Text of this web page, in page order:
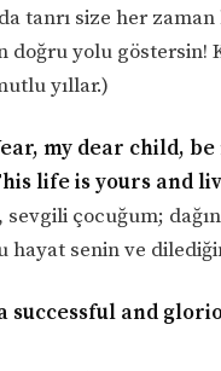
tanrı size her
doğru yolu göstersin!
yıllar.)
my dear child, be
life is yours and
sevgili çocuğum;
hayat senin ve
successful and